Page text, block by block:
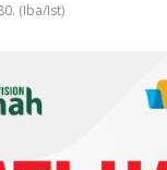
(Iba/Ist)